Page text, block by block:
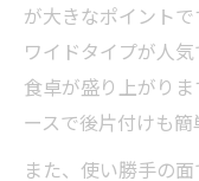
が大きなポイント
ワイドタイプが人
食卓が盛り上がり
ースで後片付けも簡
また、使い勝手の